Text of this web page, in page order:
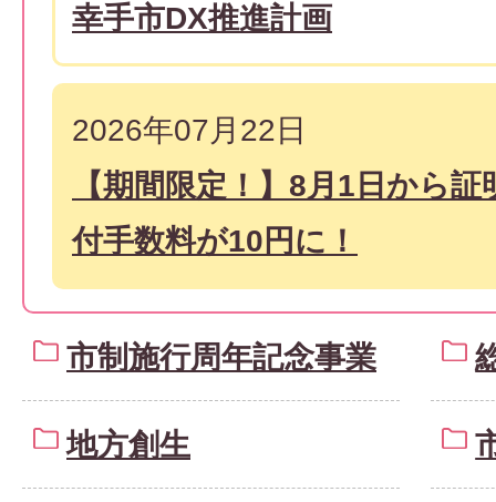
幸手市DX推進計画
2026年07月22日
【期間限定！】8月1日から
付手数料が10円に！
市制施行周年記念事業
地方創生